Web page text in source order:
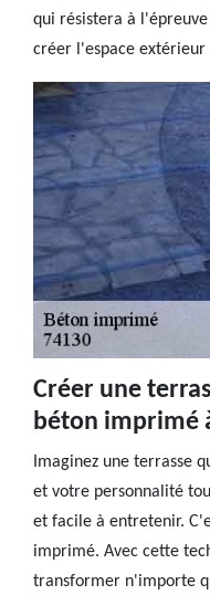
qui résistera à
créer l'espace extérieur
Créer une
béton imprimé
Imaginez une terrasse
et votre personnalité
et facile à entretenir.
imprimé. Avec cette
transformer n'importe